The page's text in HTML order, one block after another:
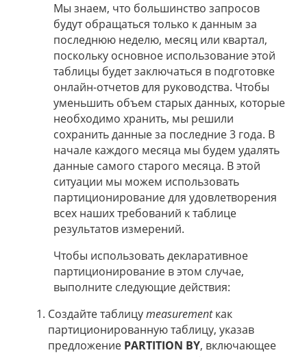
Мы знаем, что большинство запросов
будут обращаться только к данным за
последнюю неделю, месяц или квартал,
поскольку основное использование этой
таблицы будет заключаться в подготовке
онлайн-отчетов для руководства. Чтобы
уменьшить объем старых данных, которые
необходимо хранить, мы решили
сохранить данные за последние 3 года. В
начале каждого месяца мы будем удалять
данные самого старого месяца. В этой
ситуации мы можем использовать
партиционирование для удовлетворения
всех наших требований к таблице
результатов измерений.
Чтобы использовать декларативное
партиционирование в этом случае,
выполните следующие действия:
Создайте таблицуmeasurementкак
партиционированную таблицу, указав
предложение PARTITION BY, включающее